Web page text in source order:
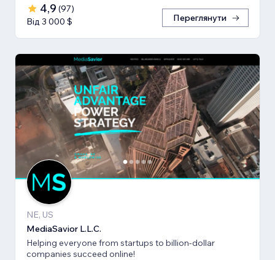
4,9 (97)
Від 3 000 $
Переглянути
NE, US
MediaSavior L.L.C.
Helping everyone from startups to billion-dollar
companies succeed online!